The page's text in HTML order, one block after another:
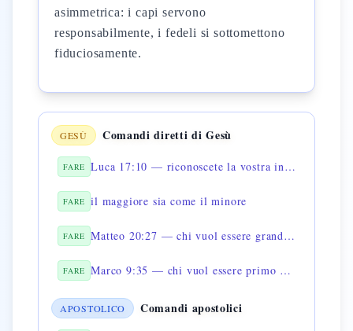
asimmetrica: i capi servono
responsabilmente, i fedeli si sottomettono
fiduciosamente.
GESÙ Comandi diretti di Gesù
FARE Luca 17:10 — riconoscete la vostra inutilità
FARE il maggiore sia come il minore
FARE Matteo 20:27 — chi vuol essere grande sia servo
FARE Marco 9:35 — chi vuol essere primo sia ultimo
APOSTOLICO Comandi apostolici